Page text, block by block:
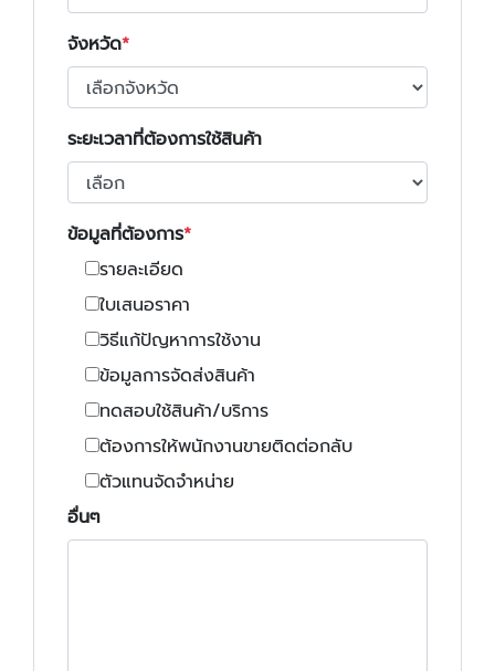
จังหวัด
ระยะเวลาที่ต้องการใช้สินค้า
ข้อมูลที่ต้องการ
รายละเอียด
ใบเสนอราคา
วิธีแก้ปัญหาการใช้งาน
ข้อมูลการจัดส่งสินค้า
ทดสอบใช้สินค้า/บริการ
ต้องการให้พนักงานขายติดต่อกลับ
ตัวแทนจัดจำหน่าย
อื่นๆ